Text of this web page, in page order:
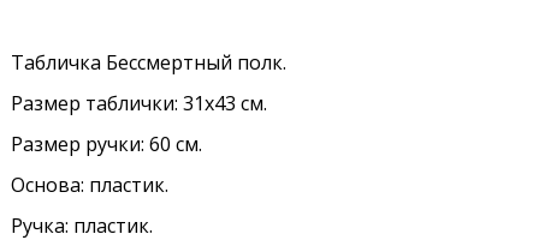
Табличка Бессмертный полк.
Размер таблички: 31х43 см.
Размер ручки: 60 см.
Основа: пластик.
Ручка: пластик.